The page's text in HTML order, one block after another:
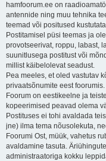
hamfoorum.ee on
antennide ning muu tehnika
teemad või positused
Postitamisel püsi teemas ja
provotseerivat, roppu, labast,
suunitlusega postitust või
millist käibelolevat seadust.
Pea meeles, et oled vastutav
privaatsõnumite eest foorumis.
Foorum on eestikeelne ja
kopeerimised peavad olema
Postituses ei tohi avaldada
jne) ilma tema nõusolekuta,
Foorumi Ost, müük, vahetus
avaldamine tasuta.
administraatoriga kokku